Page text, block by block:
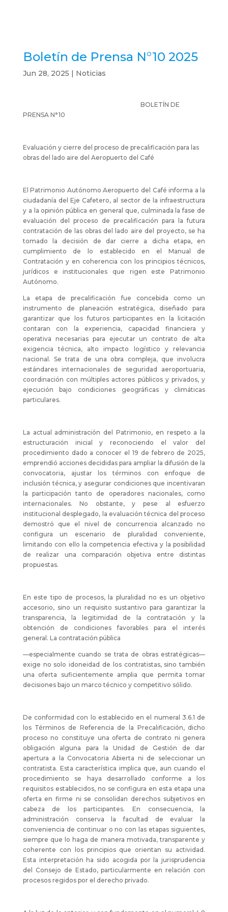
Boletín de Prensa N°10 2025
Jun 28, 2025 | Noticias
BOLETÍN DE
PRENSA N°10
Evaluación y cierre del proceso de precalificación para las
obras del lado aire del Aeropuerto del Café
El Patrimonio Autónomo Aeropuerto del Café informa a la
ciudadanía del Eje Cafetero, al sector de la infraestructura
y a la opinión pública en general que, culminada la fase de
evaluación del proceso de precalificación para la futura
contratación de las obras del lado aire del proyecto, se ha
tomado la decisión de dar cierre a dicha etapa, en
cumplimiento de lo establecido en el Manual de
Contratación y en coherencia con los principios técnicos,
jurídicos e institucionales que rigen este Patrimonio
Autónomo.
La etapa de precalificación fue concebida como un
instrumento de planeación estratégica, diseñado para
garantizar que los futuros participantes en la licitación
contaran con la experiencia, capacidad financiera y
operativa necesarias para ejecutar un contrato de alta
exigencia técnica, alto impacto logístico y relevancia
nacional. Se trata de una obra compleja, que involucra
estándares internacionales de seguridad aeroportuaria,
coordinación con múltiples actores públicos y privados, y
ejecución bajo condiciones geográficas y climáticas
particulares.
La actual administración del Patrimonio, en respeto a la
estructuración inicial y reconociendo el valor del
procedimiento dado a conocer el 19 de febrero de 2025,
emprendió acciones decididas para ampliar la difusión de la
convocatoria, ajustar los términos con enfoque de
inclusión técnica, y asegurar condiciones que incentivaran
la participación tanto de operadores nacionales, como
internacionales. No obstante, y pese al esfuerzo
institucional desplegado, la evaluación técnica del proceso
demostró que el nivel de concurrencia alcanzado no
configura un escenario de pluralidad conveniente,
limitando con ello la competencia efectiva y la posibilidad
de realizar una comparación objetiva entre distintas
propuestas.
En este tipo de procesos, la pluralidad no es un objetivo
accesorio, sino un requisito sustantivo para garantizar la
transparencia, la legitimidad de la contratación y la
obtención de condiciones favorables para el interés
general. La contratación pública
—especialmente cuando se trata de obras estratégicas—
exige no solo idoneidad de los contratistas, sino también
una oferta suficientemente amplia que permita tomar
decisiones bajo un marco técnico y competitivo sólido.
De conformidad con lo establecido en el numeral 3.6.1 de
los Términos de Referencia de la Precalificación, dicho
proceso no constituye una oferta de contrato ni genera
obligación alguna para la Unidad de Gestión de dar
apertura a la Convocatoria Abierta ni de seleccionar un
contratista. Esta característica implica que, aun cuando el
procedimiento se haya desarrollado conforme a los
requisitos establecidos, no se configura en esta etapa una
oferta en firme ni se consolidan derechos subjetivos en
cabeza de los participantes. En consecuencia, la
administración conserva la facultad de evaluar la
conveniencia de continuar o no con las etapas siguientes,
siempre que lo haga de manera motivada, transparente y
coherente con los principios que orientan su actividad.
Esta interpretación ha sido acogida por la jurisprudencia
del Consejo de Estado, particularmente en relación con
procesos regidos por el derecho privado.